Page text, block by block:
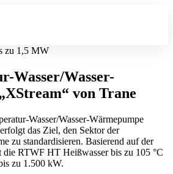
zu 1,5 MW
Wasser/Wasser-
von Trane
Wasser/Wasser-Wärmepumpe
das Ziel, den Sektor der
zu standardisieren. Basierend auf der
RTWF HT Heißwasser bis zu 105 °C
zu 1.500 kW.